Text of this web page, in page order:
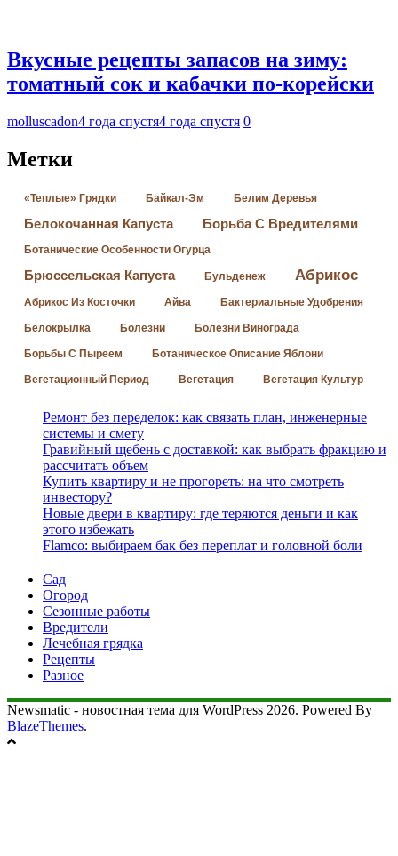
Вкусные рецепты запасов на зиму:
томатный сок и кабачки по-корейски
molluscadon4 года спустя4 года спустя 0
Метки
«Теплые» Грядки Байкал-Эм Белим Деревья
Белокочанная Капуста Борьба С Вредителями
Ботанические Особенности Огурца
Брюссельская Капуста Бульденеж Абрикос
Абрикос Из Косточки Айва Бактериальные Удобрения
Белокрылка Болезни Болезни Винограда
Борьбы С Пыреем Ботаническое Описание Яблони
Вегетационный Период Вегетация Вегетация Культур
Ремонт без переделок: как связать план, инженерные
системы и смету
Гравийный щебень с доставкой: как выбрать фракцию и
рассчитать объем
Купить квартиру и не прогореть: на что смотреть
инвестору?
Новые двери в квартиру: где теряются деньги и как
этого избежать
Flamco: выбираем бак без переплат и головной боли
Сад
Огород
Сезонные работы
Вредители
Лечебная грядка
Рецепты
Разное
Newsmatic - новостная тема для WordPress 2026. Powered By
BlazeThemes.